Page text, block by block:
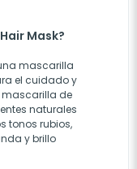
Mask?
mascarilla
el cuidado y
mascarilla de
naturales
tonos rubios,
y brillo